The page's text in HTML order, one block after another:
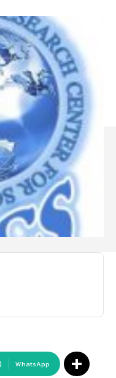
WhatsApp